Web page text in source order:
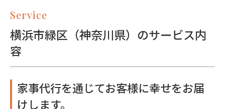
Service
横浜市緑区（神奈川県）のサービス内
容
家事代行を通じてお客様に幸せをお届
けします。